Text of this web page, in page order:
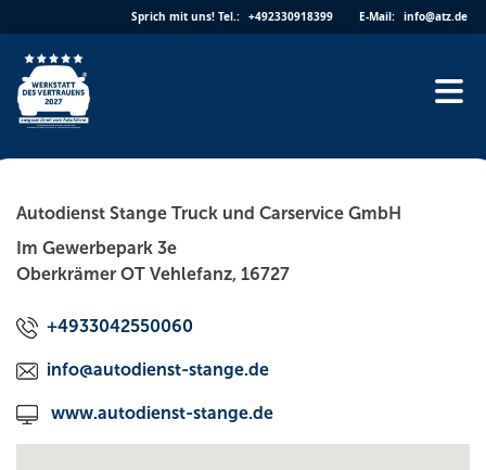
to
content
Sprich mit uns! Tel.: +492330918399 E-Mail: info@atz.de
Autodienst Stange Truck und Carservice GmbH
Im Gewerbepark 3e
Oberkrämer OT Vehlefanz, 16727
+4933042550060
info@autodienst-stange.de
www.autodienst-stange.de